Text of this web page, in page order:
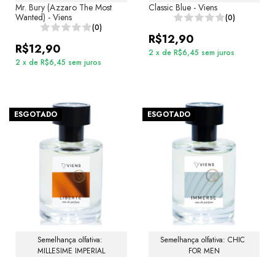
Mr. Bury (Azzaro The Most
Wanted) - Viens
(0)
R$12,90
2 x de R$6,45 sem juros
Classic Blue - Viens
(0)
R$12,90
2 x de R$6,45 sem juros
ESGOTADO
Semelhança olfativa:
MILLESIME IMPERIAL
ESGOTADO
Semelhança olfativa: CHIC
FOR MEN